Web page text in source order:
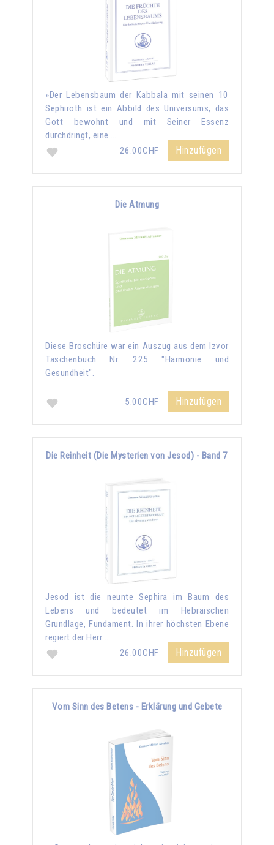
»Der Lebensbaum der Kabbala mit seinen 10
Sephiroth ist ein Abbild des Universums, das
Gott bewohnt und mit Seiner Essenz
durchdringt, eine …
26.00CHF
Hinzufügen
Die Atmung
Diese Broschüre war ein Auszug aus dem Izvor
Taschenbuch Nr. 225 "Harmonie und
Gesundheit".
5.00CHF Hinzufügen
Die Reinheit (Die Mysterien von Jesod) - Band 7
Jesod ist die neunte Sephira im Baum des
Lebens und bedeutet im Hebräischen
Grundlage, Fundament. In ihrer höchsten Ebene
regiert der Herr …
26.00CHF
Hinzufügen
Vom Sinn des Betens - Erklärung und Gebete